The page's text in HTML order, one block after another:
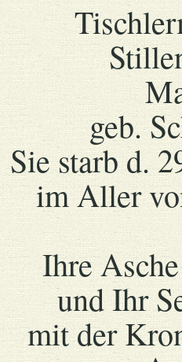
geb.
Sie starb d.
im Aller
Ihre
und Ihr
mit der